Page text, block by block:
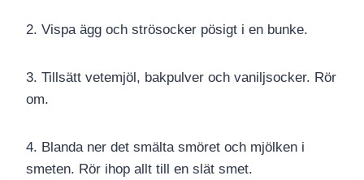
2. Vispa ägg och strösocker pösigt i en bunke.
3. Tillsätt vetemjöl, bakpulver och vaniljsocker. Rör
om.
4. Blanda ner det smälta smöret och mjölken i
smeten. Rör ihop allt till en slät smet.